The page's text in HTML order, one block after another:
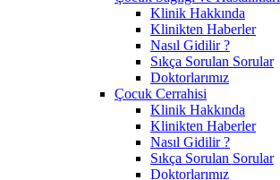
Klinik Hakkında
Klinikten Haberler
Nasıl Gidilir ?
Sıkça Sorulan Sorular
Doktorlarımız
Çocuk Cerrahisi
Klinik Hakkında
Klinikten Haberler
Nasıl Gidilir ?
Sıkça Sorulan Sorular
Doktorlarımız